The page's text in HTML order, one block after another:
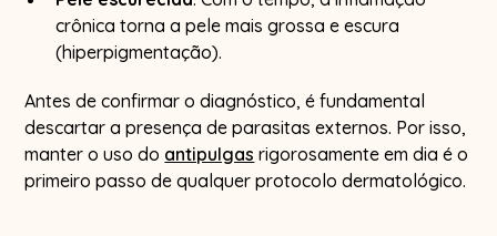
crônica torna a pele mais grossa e escura
(hiperpigmentação).
Antes de confirmar o diagnóstico, é fundamental
descartar a presença de parasitas externos. Por isso,
manter o uso do antipulgas rigorosamente em dia é o
primeiro passo de qualquer protocolo dermatológico.